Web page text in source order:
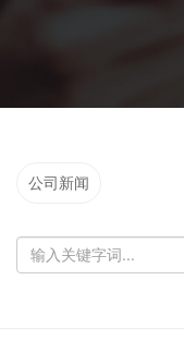
公司新闻